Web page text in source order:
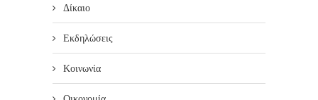
Δίκαιο
Εκδηλώσεις
Κοινωνία